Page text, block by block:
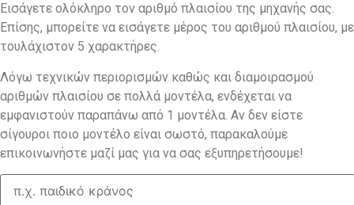
Εισάγετε ολόκληρο τον αριθμό πλαισίου της μηχανής σας.
Επίσης, μπορείτε να εισάγετε μέρος του αριθμού πλαισίου, με
τουλάχιστον 5 χαρακτήρες.
Λόγω τεχνικών περιορισμών καθώς και διαμοιρασμού
αριθμών πλαισίου σε πολλά μοντέλα, ενδέχεται να
εμφανιστούν παραπάνω από 1 μοντέλα. Αν δεν είστε
σίγουροι ποιο μοντέλο είναι σωστό, παρακαλούμε
επικοινωνήστε μαζί μας για να σας εξυπηρετήσουμε!